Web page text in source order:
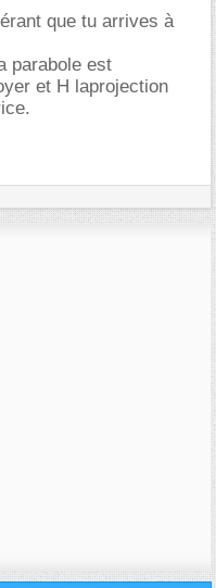
que tu arrives à
parabole est
et H laprojection